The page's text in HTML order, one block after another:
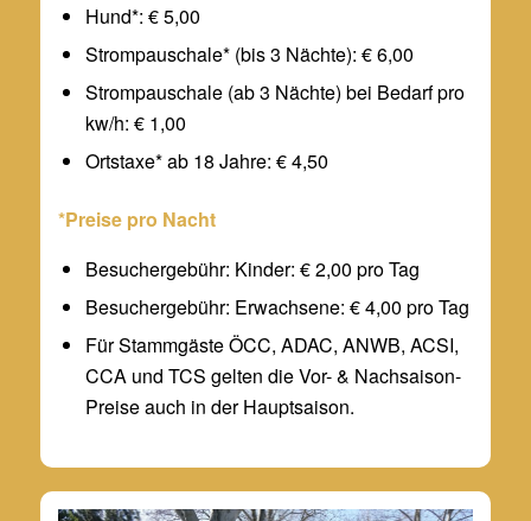
Hund*: € 5,00
Strompauschale* (bis 3 Nächte): € 6,00
Strompauschale (ab 3 Nächte) bei Bedarf pro
kw/h: € 1,00
Ortstaxe* ab 18 Jahre: € 4,50
*Preise pro Nacht
Besuchergebühr: Kinder: € 2,00 pro Tag
Besuchergebühr: Erwachsene: € 4,00 pro Tag
Für Stammgäste ÖCC, ADAC, ANWB, ACSI,
CCA und TCS gelten die Vor- & Nachsaison-
Preise auch in der Hauptsaison.